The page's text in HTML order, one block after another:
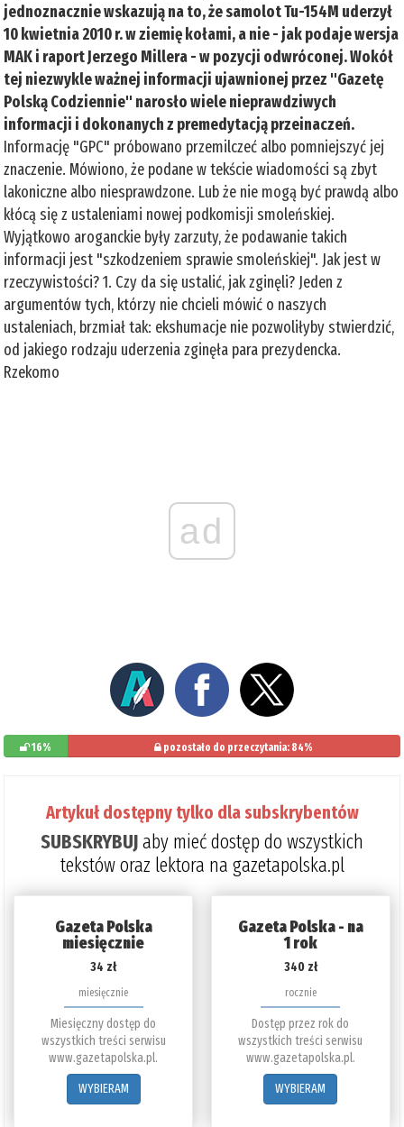
jednoznacznie wskazują na to, że samolot Tu-154M uderzył
10 kwietnia 2010 r. w ziemię kołami, a nie - jak podaje wersja
MAK i raport Jerzego Millera - w pozycji odwróconej. Wokół
tej niezwykle ważnej informacji ujawnionej przez "Gazetę
Polską Codziennie" narosło wiele nieprawdziwych
informacji i dokonanych z premedytacją przeinaczeń.
Informację "GPC" próbowano przemilczeć albo pomniejszyć jej
znaczenie. Mówiono, że podane w tekście wiadomości są zbyt
lakoniczne albo niesprawdzone. Lub że nie mogą być prawdą albo
kłócą się z ustaleniami nowej podkomisji smoleńskiej.
Wyjątkowo aroganckie były zarzuty, że podawanie takich
informacji jest "szkodzeniem sprawie smoleńskiej". Jak jest w
rzeczywistości? 1. Czy da się ustalić, jak zginęli? Jeden z
argumentów tych, którzy nie chcieli mówić o naszych
ustaleniach, brzmiał tak: ekshumacje nie pozwoliłyby stwierdzić,
od jakiego rodzaju uderzenia zginęła para prezydencka.
Rzekomo
ad
16% pozostało do przeczytania: 84%
Artykuł dostępny tylko dla subskrybentów
SUBSKRYBUJaby mieć dostęp do wszystkich
tekstów oraz lektora na gazetapolska.pl
Gazeta Polska
miesięcznie
34 zł
miesięcznie
Miesięczny dostęp do
wszystkich treści serwisu
www.gazetapolska.pl.
WYBIERAM
Gazeta Polska - na
1 rok
340 zł
rocznie
Dostęp przez rok do
wszystkich treści serwisu
www.gazetapolska.pl.
WYBIERAM